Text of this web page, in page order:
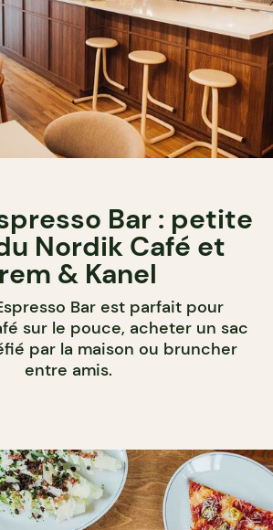
Bar : petite
Nordik Café et
& Kanel
Bar est parfait pour
sur le pouce, acheter un sac
par la maison ou bruncher
entre amis.